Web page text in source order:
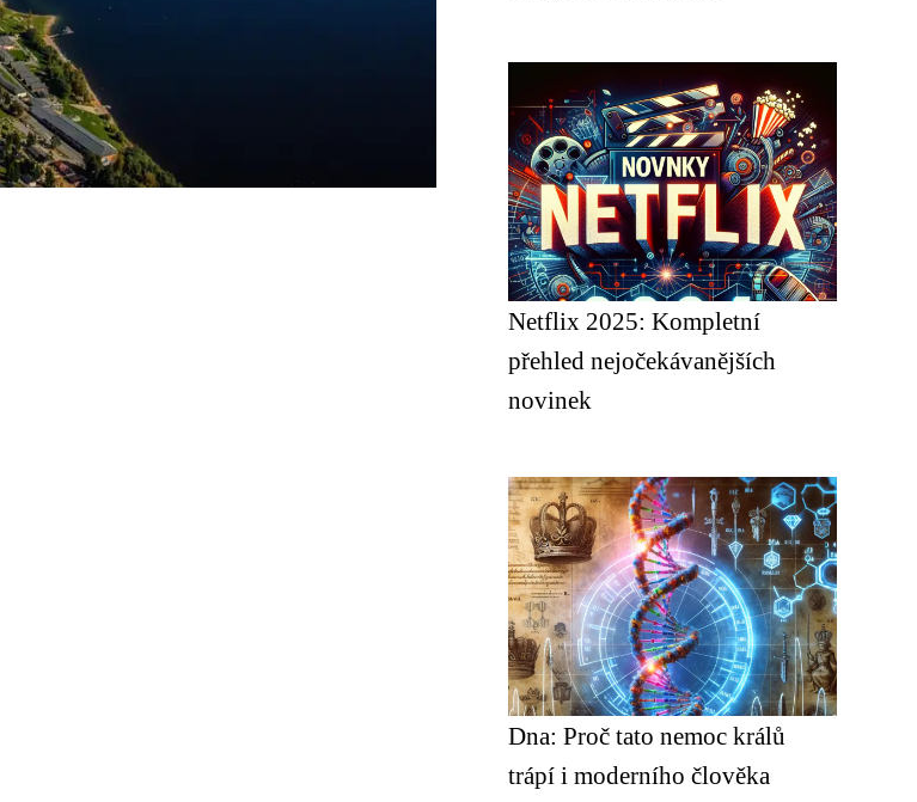
Netflix 2025: Kompletní
přehled nejočekávanějších
novinek
Dna: Proč tato nemoc králů
trápí i moderního člověka